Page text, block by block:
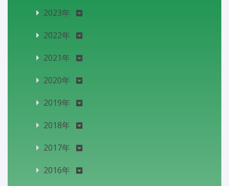
2023年
2022年
2021年
2020年
2019年
2018年
2017年
2016年